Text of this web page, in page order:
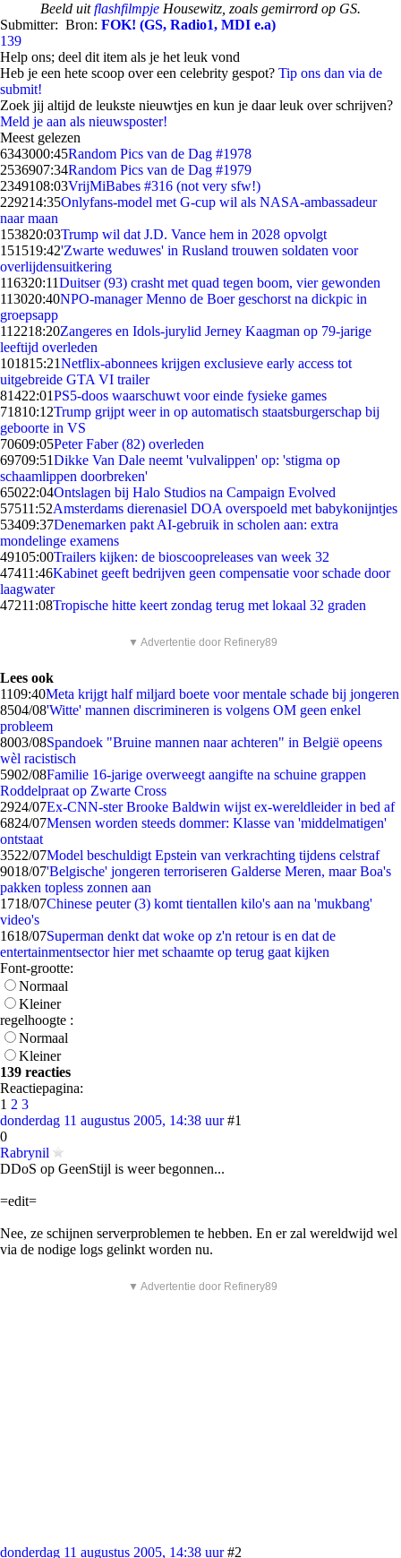
Beeld uitflashfilmpje Housewitz, zoals gemirrord op GS.
Submitter: Bron: FOK! (GS, Radio1, MDI e.a)
139
Help ons; deel dit item als je het leuk vond
Heb je een hete scoop over een celebrity gespot? Tip ons dan via de
submit!
Zoek jij altijd de leukste nieuwtjes en kun je daar leuk over schrijven?
Meld je aan als nieuwsposter!
Meest gelezen
6343000:45Random Pics van de Dag #1978
2536907:34Random Pics van de Dag #1979
2349108:03VrijMiBabes #316 (not very sfw!)
229214:35Onlyfans-model met G-cup wil als NASA-ambassadeur
naar maan
153820:03Trump wil dat J.D. Vance hem in 2028 opvolgt
151519:42'Zwarte weduwes' in Rusland trouwen soldaten voor
overlijdensuitkering
116320:11Duitser (93) crasht met quad tegen boom, vier gewonden
113020:40NPO-manager Menno de Boer geschorst na dickpic in
groepsapp
112218:20Zangeres en Idols-jurylid Jerney Kaagman op 79-jarige
leeftijd overleden
101815:21Netflix-abonnees krijgen exclusieve early access tot
uitgebreide GTA VI trailer
81422:01PS5-doos waarschuwt voor einde fysieke games
71810:12Trump grijpt weer in op automatisch staatsburgerschap bij
geboorte in VS
70609:05Peter Faber (82) overleden
69709:51Dikke Van Dale neemt 'vulvalippen' op: 'stigma op
schaamlippen doorbreken'
65022:04Ontslagen bij Halo Studios na Campaign Evolved
57511:52Amsterdams dierenasiel DOA overspoeld met babykonijntjes
53409:37Denemarken pakt AI-gebruik in scholen aan: extra
mondelinge examens
49105:00Trailers kijken: de bioscoopreleases van week 32
47411:46Kabinet geeft bedrijven geen compensatie voor schade door
laagwater
47211:08Tropische hitte keert zondag terug met lokaal 32 graden
▼ Advertentie door Refinery89
Lees ook
1109:40Meta krijgt half miljard boete voor mentale schade bij jongeren
8504/08'Witte' mannen discrimineren is volgens OM geen enkel
probleem
8003/08Spandoek "Bruine mannen naar achteren" in België opeens
wèl racistisch
5902/08Familie 16-jarige overweegt aangifte na schuine grappen
Roddelpraat op Zwarte Cross
2924/07Ex-CNN-ster Brooke Baldwin wijst ex-wereldleider in bed af
6824/07Mensen worden steeds dommer: Klasse van 'middelmatigen'
ontstaat
3522/07Model beschuldigt Epstein van verkrachting tijdens celstraf
9018/07'Belgische' jongeren terroriseren Galderse Meren, maar Boa's
pakken topless zonnen aan
1718/07Chinese peuter (3) komt tientallen kilo's aan na 'mukbang'
video's
1618/07Superman denkt dat woke op z'n retour is en dat de
entertainmentsector hier met schaamte op terug gaat kijken
Font-grootte:
Normaal
Kleiner
regelhoogte :
Normaal
Kleiner
139 reacties
Reactiepagina:
1 2 3
donderdag 11 augustus 2005, 14:38 uur #1
0
Rabrynil
DDoS op GeenStijl is weer begonnen...
=edit=
Nee, ze schijnen serverproblemen te hebben. En er zal wereldwijd wel
via de nodige logs gelinkt worden nu.
▼ Advertentie door Refinery89
donderdag 11 augustus 2005, 14:38 uur #2